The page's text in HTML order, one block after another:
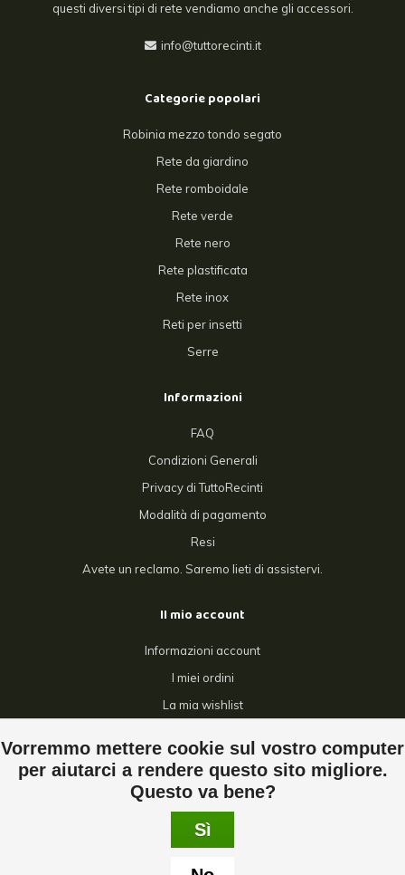
Vorremmo mettere cookie sul vostro computer
per aiutarci a rendere questo sito migliore.
Questo va bene?
Sì
questi diversi tipi di rete vendiamo anche gli accessori.
info@tuttorecinti.it
Categorie popolari
Robinia mezzo tondo segato
Rete da giardino
Rete romboidale
Rete verde
Rete nero
Rete plastificata
Rete inox
Reti per insetti
Serre
Informazioni
FAQ
Condizioni Generali
Privacy di TuttoRecinti
Modalità di pagamento
Resi
Avete un reclamo. Saremo lieti di assistervi.
Il mio account
Informazioni account
I miei ordini
La mia wishlist
Tutti i prodotti
© Copyright 2026 Tuttorecinti - Powered by